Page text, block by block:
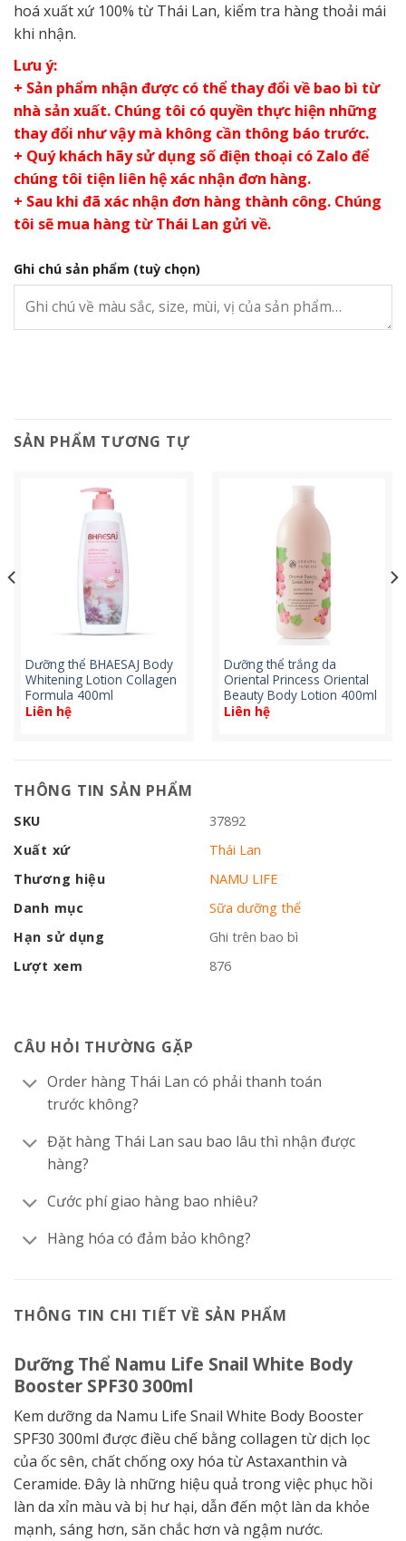
hoá xuất xứ 100% từ Thái Lan, kiểm tra hàng thoải mái
khi nhận.
Lưu ý:
+ Sản phẩm nhận được có thể thay đổi về bao bì từ
nhà sản xuất. Chúng tôi có quyền thực hiện những
thay đổi như vậy mà không cần thông báo trước.
+ Quý khách hãy sử dụng số điện thoại có Zalo để
chúng tôi tiện liên hệ xác nhận đơn hàng.
+ Sau khi đã xác nhận đơn hàng thành công. Chúng
tôi sẽ mua hàng từ Thái Lan gửi về.
Ghi chú sản phẩm (tuỳ chọn)
SẢN PHẨM TƯƠNG TỰ
Dưỡng thể BHAESAJ Body
Whitening Lotion Collagen
Formula 400ml
Liên hệ
Dưỡng thể trắng da
Oriental Princess Oriental
Beauty Body Lotion 400ml
Liên hệ
THÔNG TIN SẢN PHẨM
SKU
37892
Xuất xứ
Thái Lan
Thương hiệu
NAMU LIFE
Danh mục
Sữa dưỡng thể
Hạn sử dụng
Ghi trên bao bì
Lượt xem
876
CÂU HỎI THƯỜNG GẶP
Order hàng Thái Lan có phải thanh toán
trước không?
Đặt hàng Thái Lan sau bao lâu thì nhận được
hàng?
Cước phí giao hàng bao nhiêu?
Hàng hóa có đảm bảo không?
THÔNG TIN CHI TIẾT VỀ SẢN PHẨM
Dưỡng Thể Namu Life Snail White Body
Booster SPF30 300ml
Kem dưỡng da Namu Life Snail White Body Booster
SPF30 300ml được điều chế bằng collagen từ dịch lọc
của ốc sên, chất chống oxy hóa từ Astaxanthin và
Ceramide. Đây là những hiệu quả trong việc phục hồi
làn da xỉn màu và bị hư hại, dẫn đến một làn da khỏe
mạnh, sáng hơn, săn chắc hơn và ngậm nước.